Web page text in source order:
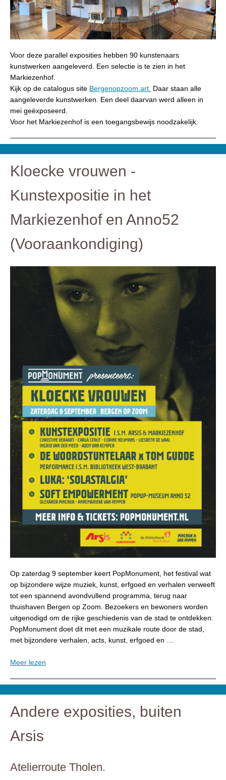
Voor deze parallel exposities hebben 90 kunstenaars
kunstwerken aangeleverd. Een selectie is te zien in het
Markiezenhof.
Kijk op de catalogus site Bergenopzoom.art. Daar staan alle
aangeleverde kunstwerken. Een deel daarvan werd alleen in
mei geëxposeerd.
Voor het Markiezenhof is een toegangsbewijs noodzakelijk.
Kloecke vrouwen -
Kunstexpositie in het
Markiezenhof en Anno52
(Vooraankondiging)
Op zaterdag 9 september keert PopMonument, het festival wat
op bijzondere wijze muziek, kunst, erfgoed en verhalen verweeft
tot een spannend avondvullend programma, terug naar
thuishaven Bergen op Zoom. Bezoekers en bewoners worden
uitgenodigd om de rijke geschiedenis van de stad te ontdekken.
PopMonument doet dit met een muzikale route door de stad,
met bijzondere verhalen, acts, kunst, erfgoed en …
Meer lezen
Andere exposities, buiten
Arsis
Atelierroute Tholen.